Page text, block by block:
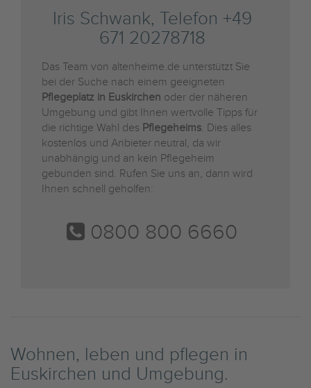
Iris Schwank, Telefon +49
671 20278718
Das Team von altenheime.de unterstützt Sie
bei der Suche nach einem geeigneten
Pflegeplatz in Euskirchen oder der näheren
Umgebung und gibt Ihnen wertvolle Tipps für
die richtige Wahl des Pflegeheims. Dies alles
kostenlos und Anbieter neutral, da wir
unabhängig und an kein Pflegeheim
gebunden sind. Rufen Sie uns an, dann wird
Ihnen schnell geholfen:
0800 800 6660
Wohnen, leben und pflegen in
Euskirchen und Umgebung.